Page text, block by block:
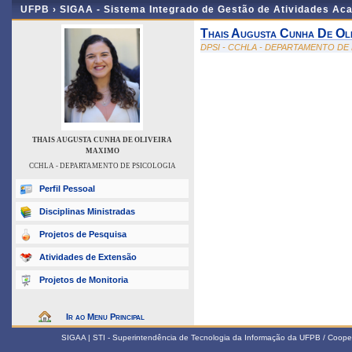
UFPB › SIGAA - Sistema Integrado de Gestão de Atividades
THAIS AUGUSTA CUNHA DE OLIVEIRA
MAXIMO
CCHLA - DEPARTAMENTO DE PSICOLOGIA
Perfil Pessoal
Disciplinas Ministradas
Projetos de Pesquisa
Atividades de Extensão
Projetos de Monitoria
Ir ao Menu Principal
Thais Augusta Cunha De
DPSI - CCHLA - DEPARTAMENTO
SIGAA | STI - Superintendência de Tecnologia da Informação da UFPB /